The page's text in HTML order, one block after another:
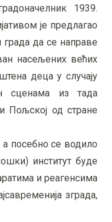
1939.
је предлагао
да се направе
насељених већих
деца у случају
сценама из тада
Пољској од стране
посебно се водило
институт буде
и реагенсима
зграда,